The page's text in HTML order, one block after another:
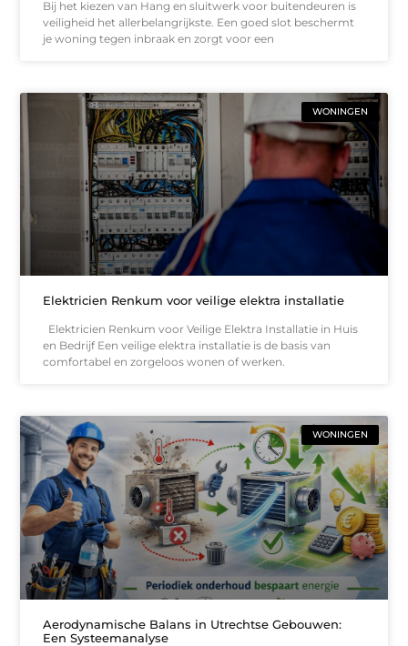
Bij het kiezen van Hang en sluitwerk voor buitendeuren is
veiligheid het allerbelangrijkste. Een goed slot beschermt
je woning tegen inbraak en zorgt voor een
WONINGEN
Elektricien Renkum voor veilige elektra installatie
Elektricien Renkum voor Veilige Elektra Installatie in Huis
en Bedrijf Een veilige elektra installatie is de basis van
comfortabel en zorgeloos wonen of werken.
WONINGEN
Aerodynamische Balans in Utrechtse Gebouwen:
Een Systeemanalyse